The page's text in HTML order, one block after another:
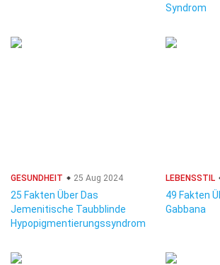
Syndrom
GESUNDHEIT 25 Aug 2024
25 Fakten Über Das
Jemenitische Taubblinde
Hypopigmentierungssyndrom
LEBENSSTIL
49 Fakten
Gabbana